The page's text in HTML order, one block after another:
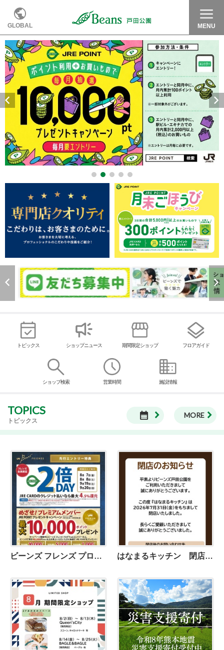
GLOBAL MENU
トピックス ショップニュース 期間限定ショップ フロアガイド
ショップ検索 営業時間 施設情報
TOPICS
トピックス calendar_month MORE
ビーンズ フレンズ プログラム 先行エントリー特典のご案内 はなまるキッチン 閉店のお知らせ